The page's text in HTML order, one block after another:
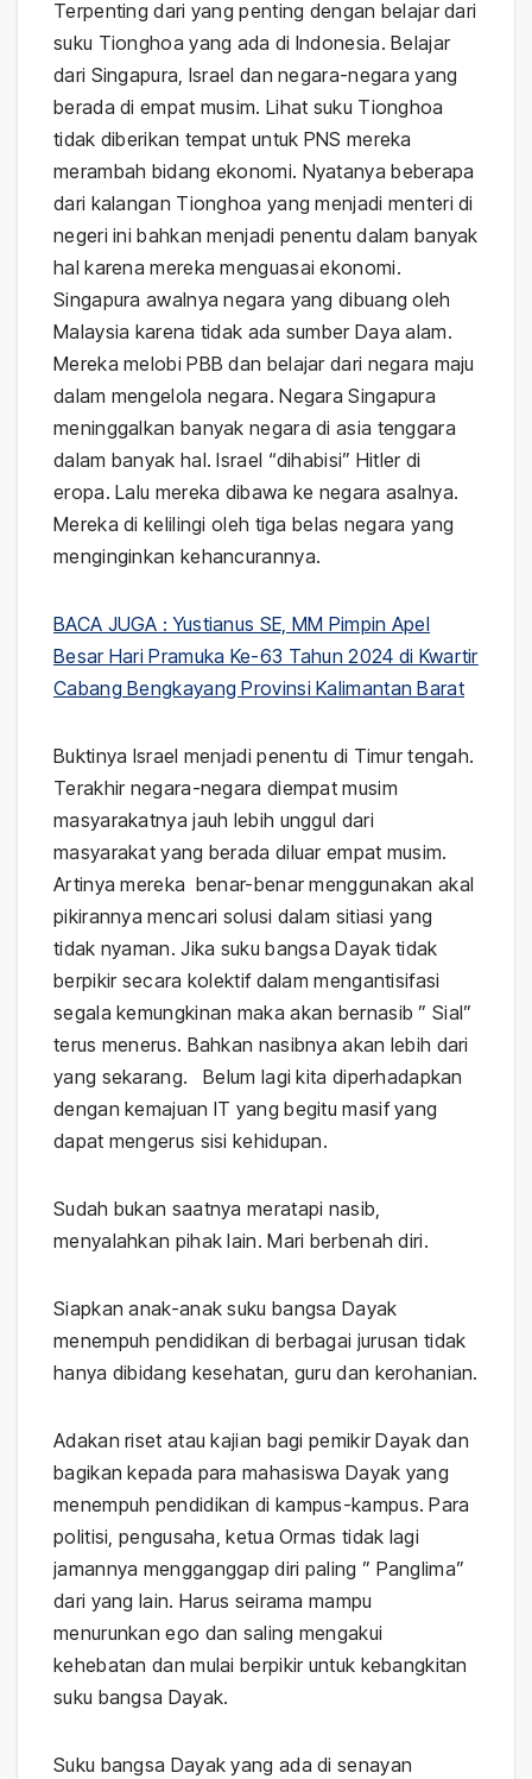
Terpenting dari yang penting dengan belajar dari
suku Tionghoa yang ada di Indonesia. Belajar
dari Singapura, Israel dan negara-negara yang
berada di empat musim. Lihat suku Tionghoa
tidak diberikan tempat untuk PNS mereka
merambah bidang ekonomi. Nyatanya beberapa
dari kalangan Tionghoa yang menjadi menteri di
negeri ini bahkan menjadi penentu dalam banyak
hal karena mereka menguasai ekonomi.
Singapura awalnya negara yang dibuang oleh
Malaysia karena tidak ada sumber Daya alam.
Mereka melobi PBB dan belajar dari negara maju
dalam mengelola negara. Negara Singapura
meninggalkan banyak negara di asia tenggara
dalam banyak hal. Israel “dihabisi” Hitler di
eropa. Lalu mereka dibawa ke negara asalnya.
Mereka di kelilingi oleh tiga belas negara yang
menginginkan kehancurannya.
BACA JUGA : Yustianus SE, MM Pimpin Apel
Besar Hari Pramuka Ke-63 Tahun 2024 di Kwartir
Cabang Bengkayang Provinsi Kalimantan Barat
Buktinya Israel menjadi penentu di Timur tengah.
Terakhir negara-negara diempat musim
masyarakatnya jauh lebih unggul dari
masyarakat yang berada diluar empat musim.
Artinya mereka benar-benar menggunakan akal
pikirannya mencari solusi dalam sitiasi yang
tidak nyaman. Jika suku bangsa Dayak tidak
berpikir secara kolektif dalam mengantisifasi
segala kemungkinan maka akan bernasib ” Sial”
terus menerus. Bahkan nasibnya akan lebih dari
yang sekarang. Belum lagi kita diperhadapkan
dengan kemajuan IT yang begitu masif yang
dapat mengerus sisi kehidupan.
Sudah bukan saatnya meratapi nasib,
menyalahkan pihak lain. Mari berbenah diri.
Siapkan anak-anak suku bangsa Dayak
menempuh pendidikan di berbagai jurusan tidak
hanya dibidang kesehatan, guru dan kerohanian.
Adakan riset atau kajian bagi pemikir Dayak dan
bagikan kepada para mahasiswa Dayak yang
menempuh pendidikan di kampus-kampus. Para
politisi, pengusaha, ketua Ormas tidak lagi
jamannya mengganggap diri paling ” Panglima”
dari yang lain. Harus seirama mampu
menurunkan ego dan saling mengakui
kehebatan dan mulai berpikir untuk kebangkitan
suku bangsa Dayak.
Suku bangsa Dayak yang ada di senayan